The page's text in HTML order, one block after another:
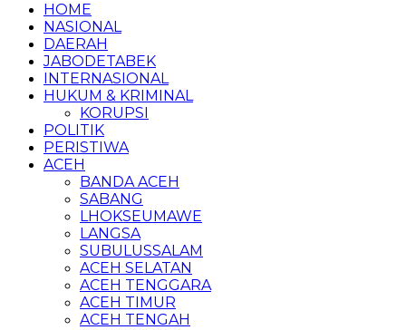
HOME
NASIONAL
DAERAH
JABODETABEK
INTERNASIONAL
HUKUM & KRIMINAL
KORUPSI
POLITIK
PERISTIWA
ACEH
BANDA ACEH
SABANG
LHOKSEUMAWE
LANGSA
SUBULUSSALAM
ACEH SELATAN
ACEH TENGGARA
ACEH TIMUR
ACEH TENGAH